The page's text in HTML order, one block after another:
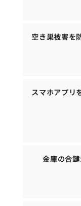
空き巣被害を
スマホアプリ
金庫の合